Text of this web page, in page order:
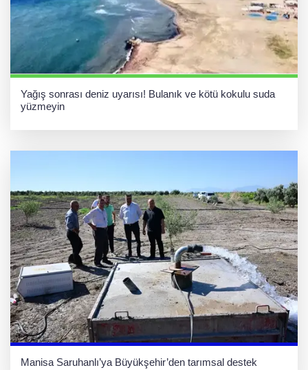
Yağış sonrası deniz uyarısı! Bulanık ve kötü kokulu suda
yüzmeyin
Manisa Saruhanlı’ya Büyükşehir’den tarımsal destek